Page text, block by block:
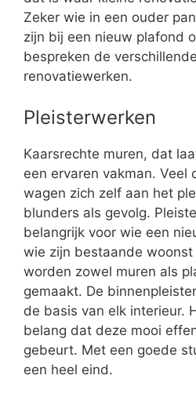
Zeker wie in een ouder
zijn bij een nieuw plafond
bespreken de
renovatiewerken.
Pleisterwerken
Kaarsrechte muren, dat
een ervaren vakman. Veel
wagen zich zelf aan het
blunders als gevolg.
belangrijk voor wie een
wie zijn bestaande
worden zowel muren als
gemaakt. De
de basis van elk interieur.
belang dat deze mooi
gebeurt. Met een goede
een heel eind.